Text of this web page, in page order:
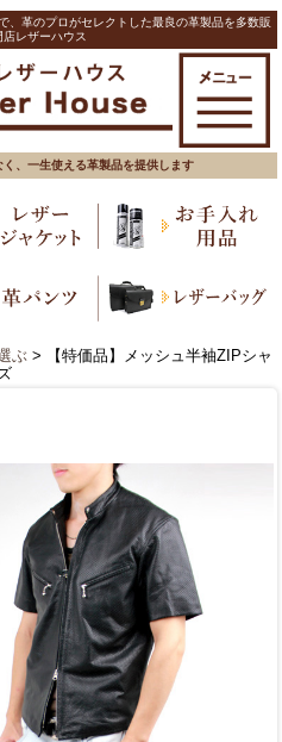
、革のプロがセレクトした最良の革製品を多数販
レザーハウス
、一生使える革製品を提供します
ぶ > 【特価品】メッシュ半袖ZIPシャ